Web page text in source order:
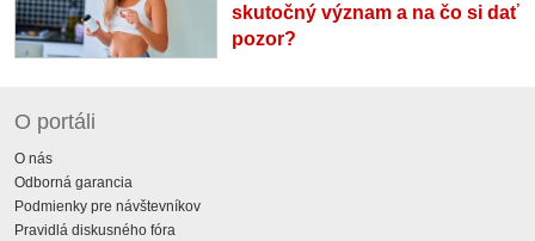
skutočný význam a na čo si dať
pozor?
O portáli
O nás
Odborná garancia
Podmienky pre návštevníkov
Pravidlá diskusného fóra